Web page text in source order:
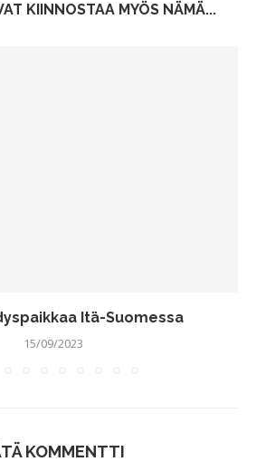
KIINNOSTAA MYÖS NÄMÄ...
Itä-Suomessa
15/09/2023
KOMMENTTI